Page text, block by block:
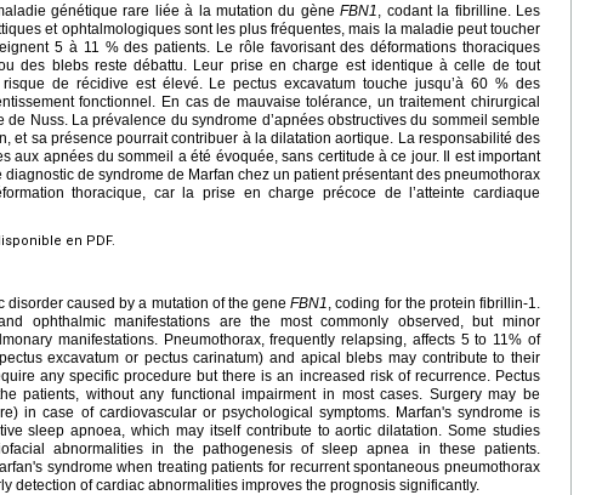
génétique rare liée à la mutation du gèneFBN1, codant la fibrilline. Les
et ophtalmologiques sont les plus fréquentes, mais la maladie peut toucher
5 à 11 % des patients. Le rôle favorisant des déformations thoraciques
des blebs reste débattu. Leur prise en charge est identique à celle de tout
de récidive est élevé. Le pectus excavatum touche jusqu’à 60 % des
fonctionnel. En cas de mauvaise tolérance, un traitement chirurgical
Nuss. La prévalence du syndrome d’apnées obstructives du sommeil semble
et sa présence pourrait contribuer à la dilatation aortique. La responsabilité des
aux apnées du sommeil a été évoquée, sans certitude à ce jour. Il est important
de syndrome de Marfan chez un patient présentant des pneumothorax
thoracique, car la prise en charge précoce de l’atteinte cardiaque
en PDF.
disorder caused by a mutation of the geneFBN1, coding for the protein fibrillin-1.
ophthalmic manifestations are the most commonly observed, but minor
manifestations. Pneumothorax, frequently relapsing, affects 5 to 11% of
excavatum or pectus carinatum) and apical blebs may contribute to their
any specific procedure but there is an increased risk of recurrence. Pectus
patients, without any functional impairment in most cases. Surgery may be
in case of cardiovascular or psychological symptoms. Marfan's syndrome is
sleep apnoea, which may itself contribute to aortic dilatation. Some studies
abnormalities in the pathogenesis of sleep apnea in these patients.
syndrome when treating patients for recurrent spontaneous pneumothorax
detection of cardiac abnormalities improves the prognosis significantly.